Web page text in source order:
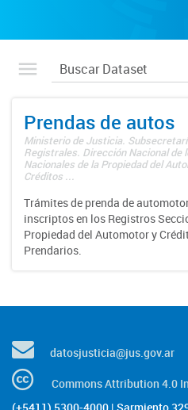
Prendas de autos
Ministerio de Justicia.
Registrales. Dirección Nacional de
Nacionales de la Propiedad del
Créditos ...
Trámites de prenda de
inscriptos en los Registros
Propiedad del Automotor y
Prendarios.
datosjusticia@jus.gov.ar
Commons Attribution 4.0